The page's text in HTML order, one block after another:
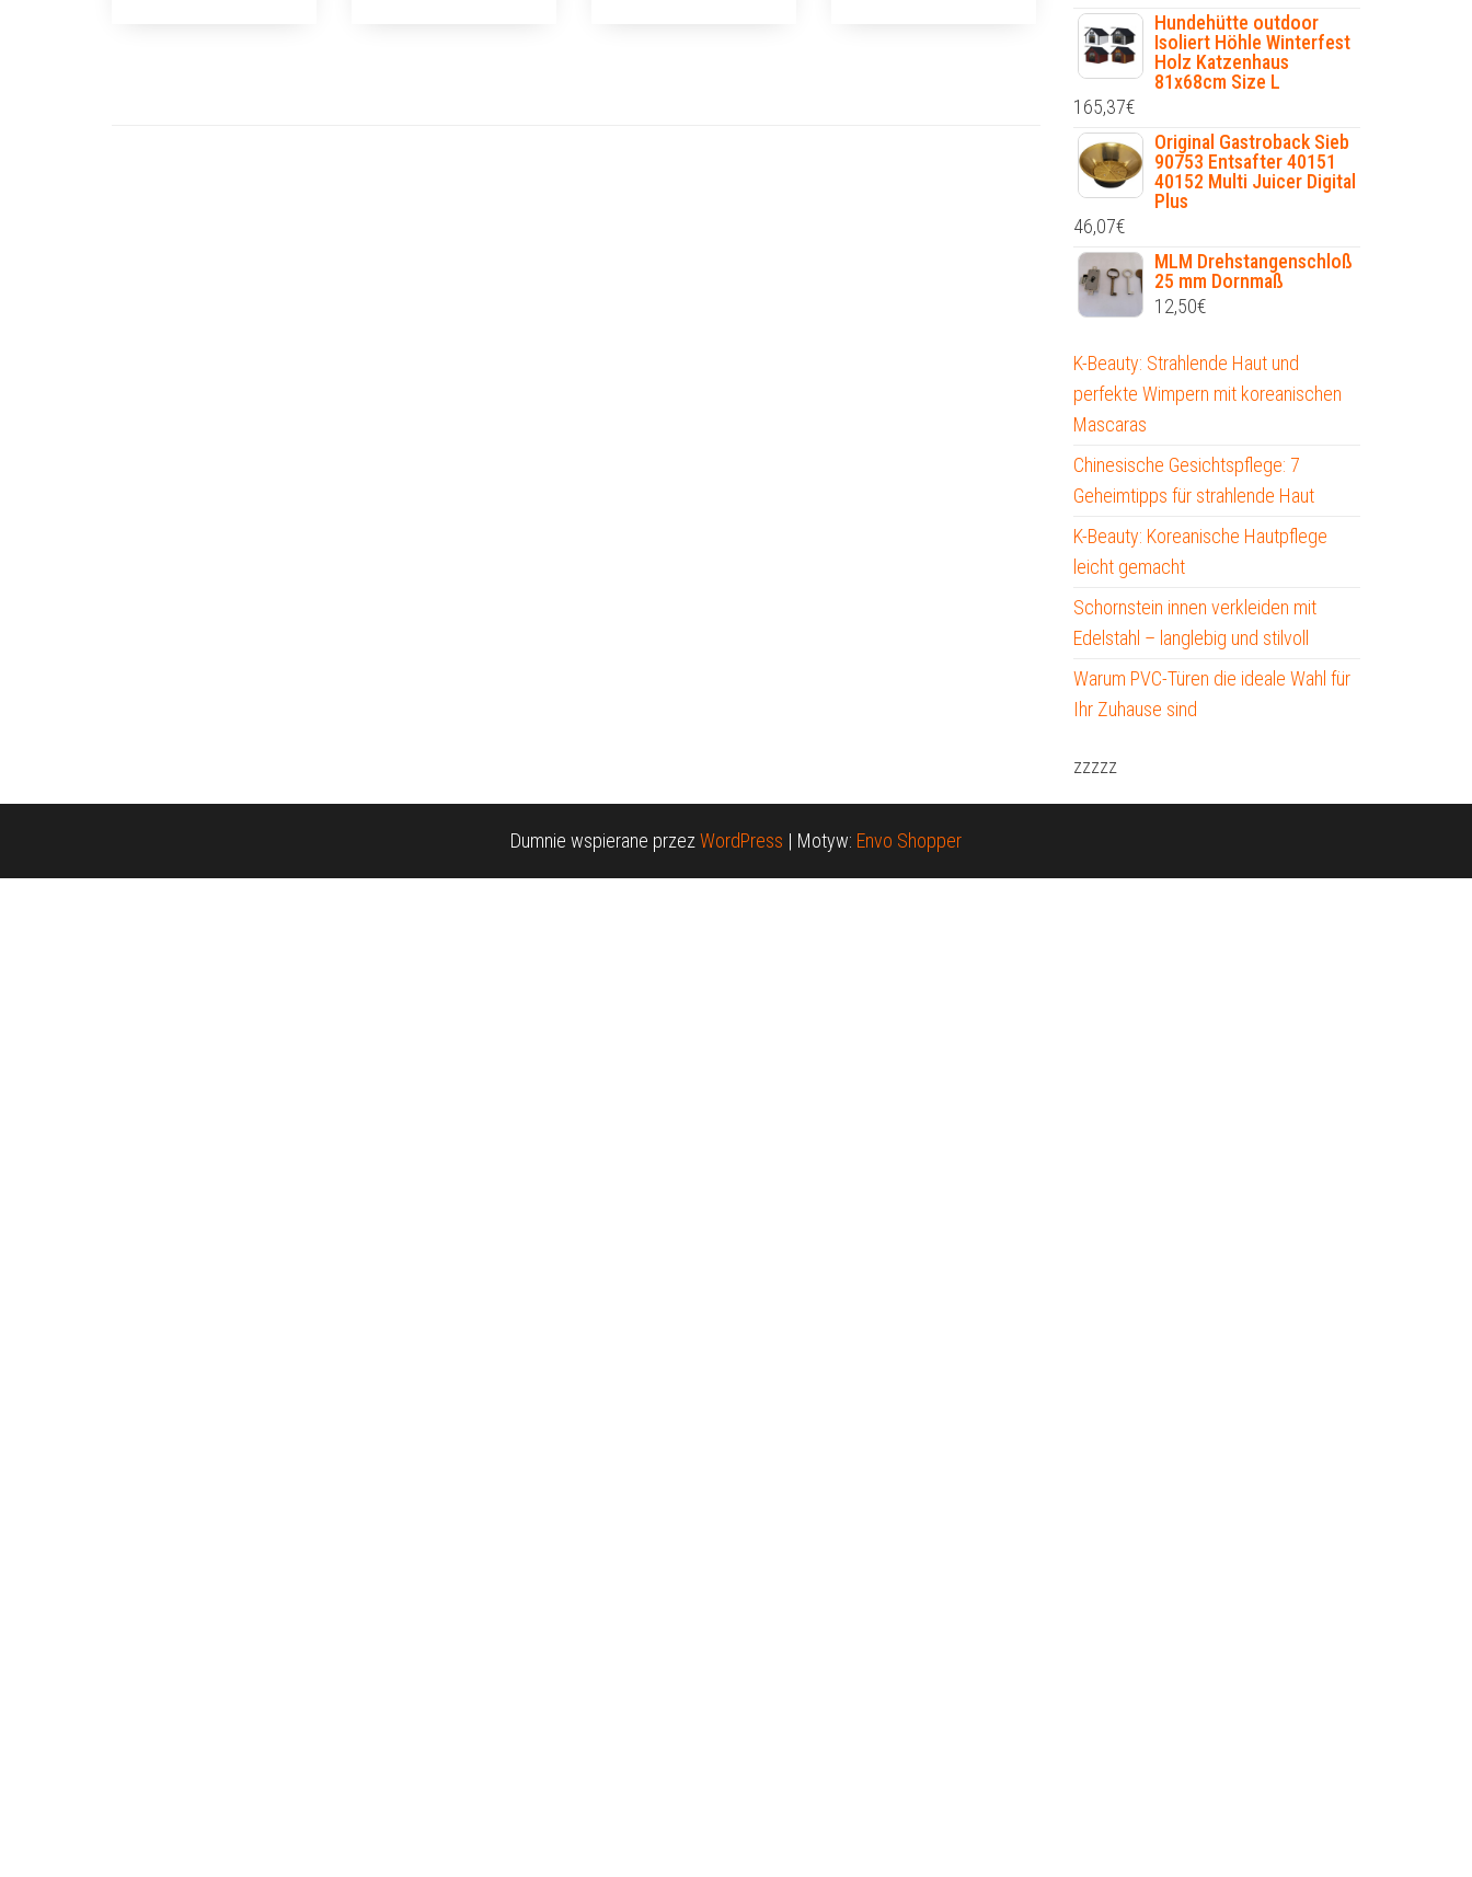
Hundehütte outdoor
Isoliert Höhle Winterfest
Holz Katzenhaus
81x68cm Size L
165,37€
Original Gastroback Sieb
90753 Entsafter 40151
40152 Multi Juicer Digital
Plus
46,07€
MLM Drehstangenschloß
25 mm Dornmaß
12,50€
K-Beauty: Strahlende Haut und
perfekte Wimpern mit koreanischen
Mascaras
Chinesische Gesichtspflege: 7
Geheimtipps für strahlende Haut
K-Beauty: Koreanische Hautpflege
leicht gemacht
Schornstein innen verkleiden mit
Edelstahl – langlebig und stilvoll
Warum PVC-Türen die ideale Wahl für
Ihr Zuhause sind
zzzzz
Dumnie wspierane przez WordPress | Motyw: Envo Shopper